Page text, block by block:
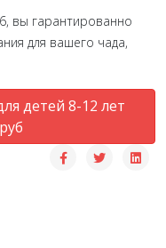
вы гарантированно
для вашего чада,
детей 8-12 лет